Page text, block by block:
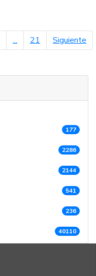
... 21 Siguiente
177
2286
2144
541
236
40110